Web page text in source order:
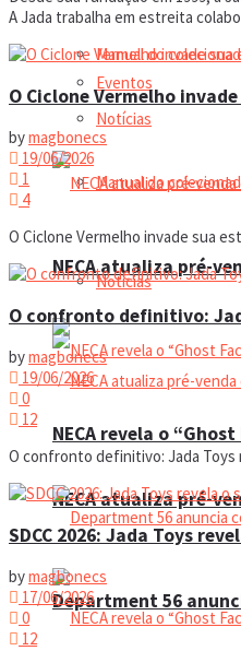
Eventos
Manual do
Notícias
NECA atualiza pré-
Manual do
Notícias
NECA atualiza pré-
NECA revela o
Department 56
A Jada trabalha em estreita
O Ciclone Vermelho
bymagbonecs
19/06/2026
1
4
O Ciclone Vermelho invade sua
O confronto definitivo:
bymagbonecs
19/06/2026
0
12
O confronto definitivo: Jada Toys
SDCC 2026: Jada Toys
bymagbonecs
17/06/2026
0
12